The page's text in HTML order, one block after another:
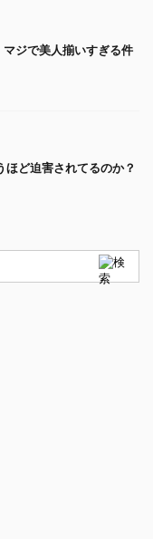
マジで美人揃いすぎる件
ほど迫害されてるのか？